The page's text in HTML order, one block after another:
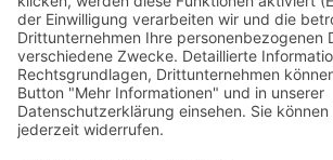
HOTLINE
ONEAV.EU